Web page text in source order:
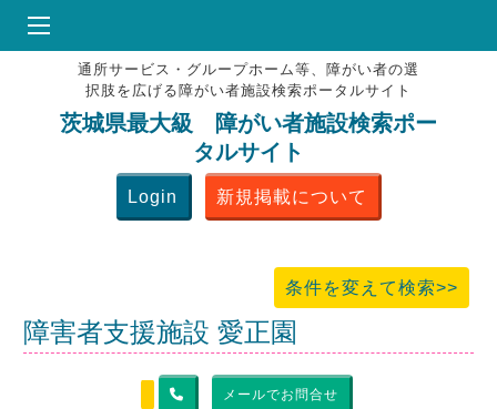
HOME
♥お気にりブックマーク
掲載会員MENU
よくある質問
通所サービス・グループホーム等、障がい者の選
択肢を広げる障がい者施設検索ポータルサイト
茨城県最大級 障がい者施設検索ポー
タルサイト
Login 新規掲載について
条件を変えて検索>>
障害者支援施設 愛正園
メールでお問合せ